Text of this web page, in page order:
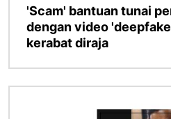
'Scam' bantuan tunai
dengan video
kerabat diraja